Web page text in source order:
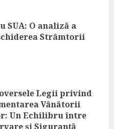
O analiză a
Strâmtorii
Legii privind
Vânătorii
Un Echilibru între
și Siguranță